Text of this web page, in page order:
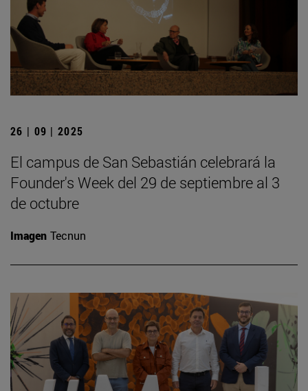
26 | 09 | 2025
El campus de San Sebastián celebrará la
Founder's Week del 29 de septiembre al 3
de octubre
Imagen Tecnun